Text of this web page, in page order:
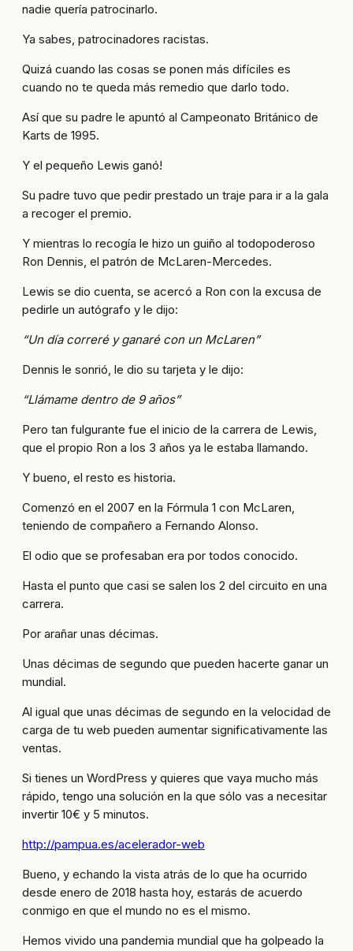
nadie quería patrocinarlo.
Ya sabes, patrocinadores racistas.
Quizá cuando las cosas se ponen más difíciles es
cuando no te queda más remedio que darlo todo.
Así que su padre le apuntó al Campeonato Británico de
Karts de 1995.
Y el pequeño Lewis ganó!
Su padre tuvo que pedir prestado un traje para ir a la gala
a recoger el premio.
Y mientras lo recogía le hizo un guiño al todopoderoso
Ron Dennis, el patrón de McLaren-Mercedes.
Lewis se dio cuenta, se acercó a Ron con la excusa de
pedirle un autógrafo y le dijo:
“Un día correré y ganaré con un McLaren”
Dennis le sonrió, le dio su tarjeta y le dijo:
“Llámame dentro de 9 años”
Pero tan fulgurante fue el inicio de la carrera de Lewis,
que el propio Ron a los 3 años ya le estaba llamando.
Y bueno, el resto es historia.
Comenzó en el 2007 en la Fórmula 1 con McLaren,
teniendo de compañero a Fernando Alonso.
El odio que se profesaban era por todos conocido.
Hasta el punto que casi se salen los 2 del circuito en una
carrera.
Por arañar unas décimas.
Unas décimas de segundo que pueden hacerte ganar un
mundial.
Al igual que unas décimas de segundo en la velocidad de
carga de tu web pueden aumentar significativamente las
ventas.
Si tienes un WordPress y quieres que vaya mucho más
rápido, tengo una solución en la que sólo vas a necesitar
invertir 10€ y 5 minutos.
http://pampua.es/acelerador-web
Bueno, y echando la vista atrás de lo que ha ocurrido
desde enero de 2018 hasta hoy, estarás de acuerdo
conmigo en que el mundo no es el mismo.
Hemos vivido una pandemia mundial que ha golpeado la